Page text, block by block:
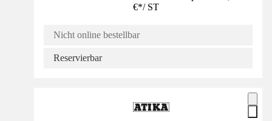
€*/ ST
Nicht online bestellbar
Reservierbar